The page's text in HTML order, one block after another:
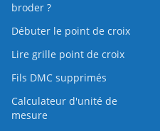
broder ?
Débuter le point de croix
Lire grille point de croix
Fils DMC supprimés
Calculateur d'unité de
mesure